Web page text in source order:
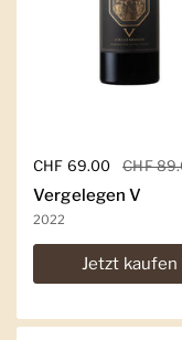
Regulärer Preis
CHF 69.00 Sale-
CHF
Vergelegen V
2022
Jetzt kaufen